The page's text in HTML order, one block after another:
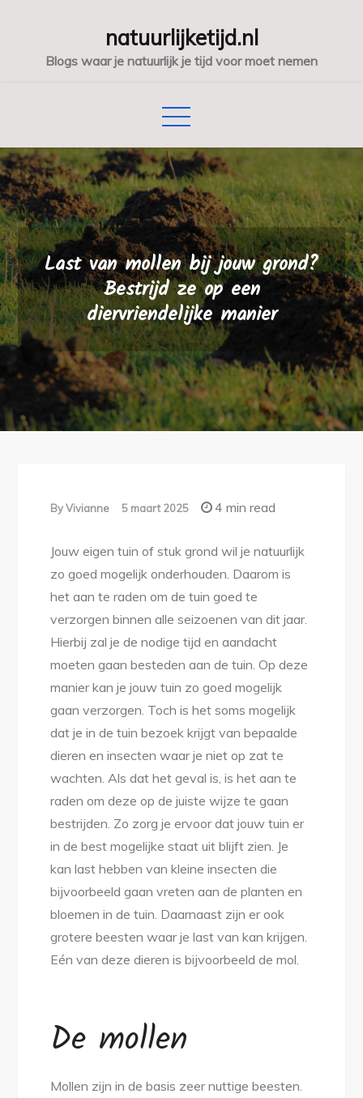
natuurlijketijd.nl
Blogs waar je natuurlijk je tijd voor moet nemen
Last van mollen bij jouw grond?
Bestrijd ze op een
diervriendelijke manier
ByVivianne 5 maart 2025 4 min read
Jouw eigen tuin of stuk grond wil je natuurlijk
zo goed mogelijk onderhouden. Daarom is
het aan te raden om de tuin goed te
verzorgen binnen alle seizoenen van dit jaar.
Hierbij zal je de nodige tijd en aandacht
moeten gaan besteden aan de tuin. Op deze
manier kan je jouw tuin zo goed mogelijk
gaan verzorgen. Toch is het soms mogelijk
dat je in de tuin bezoek krijgt van bepaalde
dieren en insecten waar je niet op zat te
wachten. Als dat het geval is, is het aan te
raden om deze op de juiste wijze te gaan
bestrijden. Zo zorg je ervoor dat jouw tuin er
in de best mogelijke staat uit blijft zien. Je
kan last hebben van kleine insecten die
bijvoorbeeld gaan vreten aan de planten en
bloemen in de tuin. Daarnaast zijn er ook
grotere beesten waar je last van kan krijgen.
Eén van deze dieren is bijvoorbeeld de mol.
De mollen
Mollen zijn in de basis zeer nuttige beesten.